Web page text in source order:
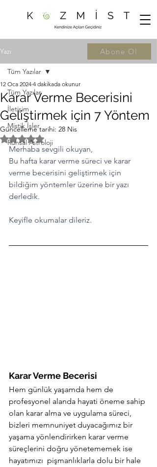
Yazı
Tüm Yazılar
İletişim
Mistik İşler
Ruhsal Astroloji
Tüm Yazılar
Karar Verme Becerisini
Geliştirmek için 7 Yöntem
12 Oca 2024 4 dakikada okunur
Güncelleme tarihi: 28 Nis
5 üzerinden NaN yıldız
Merhaba sevgili okuyan,
Bu hafta karar verme süreci ve karar
verme becerisini geliştirmek için
bildiğim yöntemler üzerine bir yazı
derledik.
Keyifle okumalar dileriz.
Karar Verme Becerisi
Hem günlük yaşamda hem de
profesyonel alanda hayati öneme sahip
olan karar alma ve uygulama süreci,
bizleri memnuniyet duyacağımız bir
yaşama yönlendirirken karar verme
süreçlerini doğru yönetememek ise
hayatımızı  pişmanlıklarla dolu bir hale
Abone Ol